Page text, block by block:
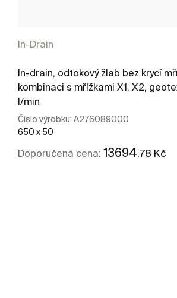
In-Drain
In-drain, odtokový žlab bez krycí
kombinaci s mřížkami X1, X2,
l/min
Číslo výrobku: A276089000
650 x 50
Doporučená cena: 13694,78 Kč